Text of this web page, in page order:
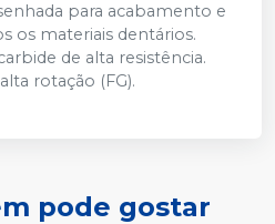
para acabamento e
os materiais dentários.
de alta resistência.
rotação (FG).
pode gostar